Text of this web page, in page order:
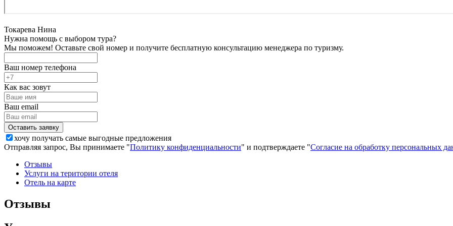
Токарева Нина
Нужна помощь с выбором тура?
Мы поможем! Оставьте свой номер и получите бесплатную консультацию менеджера по туризму.
Ваш номер телефона
Как вас зовут
Ваш email
хочу получать самые выгодные предложения
Отправляя запрос, Вы принимаете "Политику конфиденциальности" и подтверждаете "Согласие на обработку персональных
Отзывы
Услуги на територии отеля
Отель на карте
Отзывы